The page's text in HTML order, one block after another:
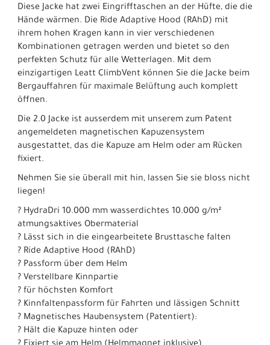
Diese Jacke hat zwei Eingrifftaschen an der Hüfte, die die
Hände wärmen. Die Ride Adaptive Hood (RAhD) mit
ihrem hohen Kragen kann in vier verschiedenen
Kombinationen getragen werden und bietet so den
perfekten Schutz für alle Wetterlagen. Mit dem
einzigartigen Leatt ClimbVent können Sie die Jacke beim
Bergauffahren für maximale Belüftung auch komplett
öffnen.
Die 2.0 Jacke ist ausserdem mit unserem zum Patent
angemeldeten magnetischen Kapuzensystem
ausgestattet, das die Kapuze am Helm oder am Rücken
fixiert.
Nehmen Sie sie überall mit hin, lassen Sie sie bloss nicht
liegen!
? HydraDri 10.000 mm wasserdichtes 10.000 g/m²
atmungsaktives Obermaterial
? Lässt sich in die eingearbeitete Brusttasche falten
? Ride Adaptive Hood (RAhD)
? Passform über dem Helm
? Verstellbare Kinnpartie
? für höchsten Komfort
? Kinnfaltenpassform für Fahrten und lässigen Schnitt
? Magnetisches Haubensystem (Patentiert):
? Hält die Kapuze hinten oder